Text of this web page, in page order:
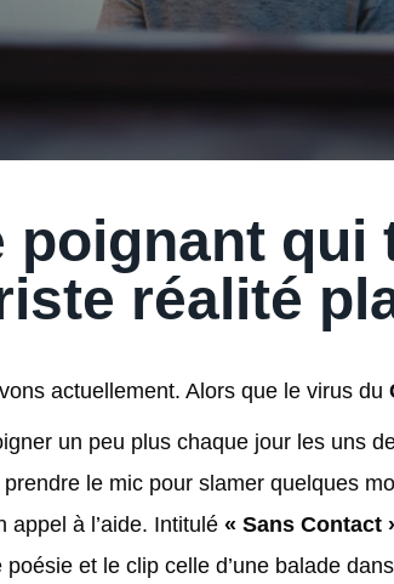
poignant qui
réalité
actuellement. Alors que le virus du
un peu plus chaque jour les uns
le mic pour slamer quelques
appel à l’aide. Intitulé « Sans Contact
poésie et le clip celle d’une balade